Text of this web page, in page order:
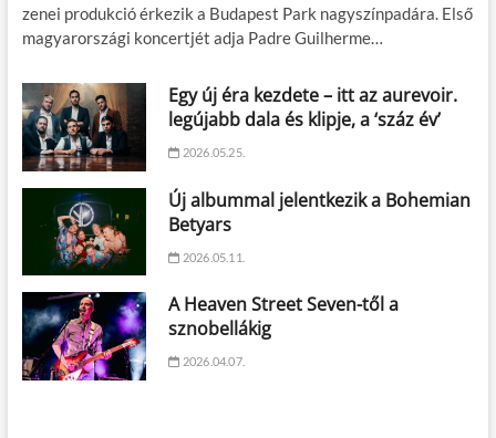
zenei produkció érkezik a Budapest Park nagyszínpadára. Első
magyarországi koncertjét adja Padre Guilherme…
Egy új éra kezdete – itt az aurevoir.
legújabb dala és klipje, a ‘száz év’
2026.05.25.
Új albummal jelentkezik a Bohemian
Betyars
2026.05.11.
A Heaven Street Seven-től a
sznobellákig
2026.04.07.